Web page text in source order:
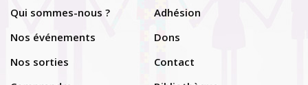
Qui sommes-nous ?
Nos événements
Nos sorties
Adhésion
Dons
Contact